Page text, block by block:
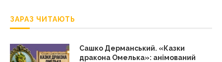
ЗАРАЗ ЧИТАЮТЬ
Сашко Дерманський. «Казки
дракона Омелька»: анімований